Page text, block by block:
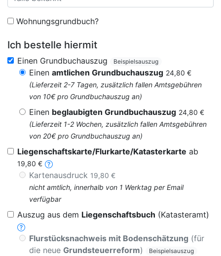
Wohnungsgrundbuch?
Ich bestelle hiermit
Einen Grundbuchauszug Beispielsauszug
Einen amtlichen Grundbuchauszug 24,80 €
(Lieferzeit 2-7 Tagen, zusätzlich fallen Amtsgebühren
von 10€ pro Grundbuchauszug an)
Einen beglaubigten Grundbuchauszug 24,80 €
(Lieferzeit 1-2 Wochen, zusätzlich fallen Amtsgebühren
von 20€ pro Grundbuchauszug an)
Liegenschaftskarte/Flurkarte/Katasterkarte ab
19,80 €
Kartenausdruck 19,80 €
nicht amtlich, innerhalb von 1 Werktag per Email
verfügbar
Auszug aus dem Liegenschaftsbuch (Katasteramt)
Flurstücksnachweis mit Bodenschätzung (für
die neue Grundsteuerreform) Beispielsauszug